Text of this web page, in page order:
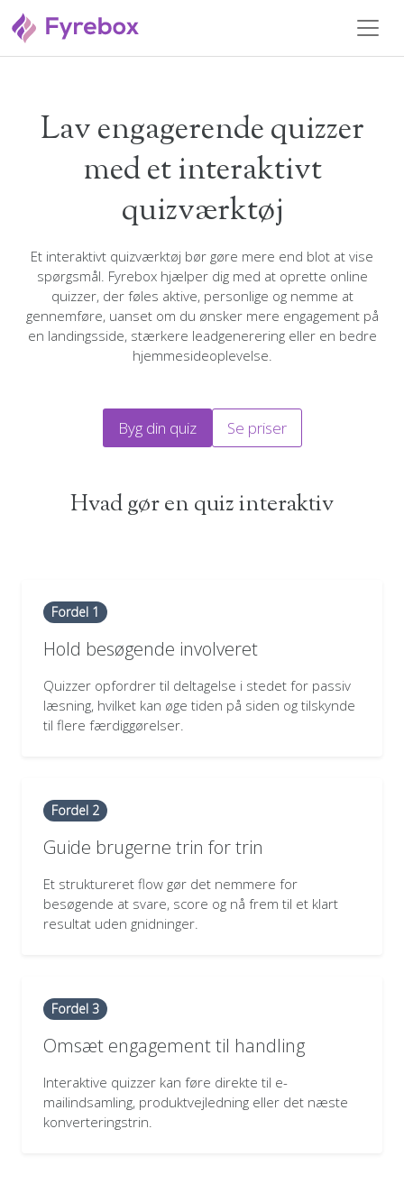
Lav engagerende quizzer
med et interaktivt
quizværktøj
Et interaktivt quizværktøj bør gøre mere end blot at vise
spørgsmål. Fyrebox hjælper dig med at oprette online
quizzer, der føles aktive, personlige og nemme at
gennemføre, uanset om du ønsker mere engagement på
en landingsside, stærkere leadgenerering eller en bedre
hjemmesideoplevelse.
Byg din quiz Se priser
Hvad gør en quiz interaktiv
Fordel 1
Hold besøgende involveret
Quizzer opfordrer til deltagelse i stedet for passiv
læsning, hvilket kan øge tiden på siden og tilskynde
til flere færdiggørelser.
Fordel 2
Guide brugerne trin for trin
Et struktureret flow gør det nemmere for
besøgende at svare, score og nå frem til et klart
resultat uden gnidninger.
Fordel 3
Omsæt engagement til handling
Interaktive quizzer kan føre direkte til e-
mailindsamling, produktvejledning eller det næste
konverteringstrin.